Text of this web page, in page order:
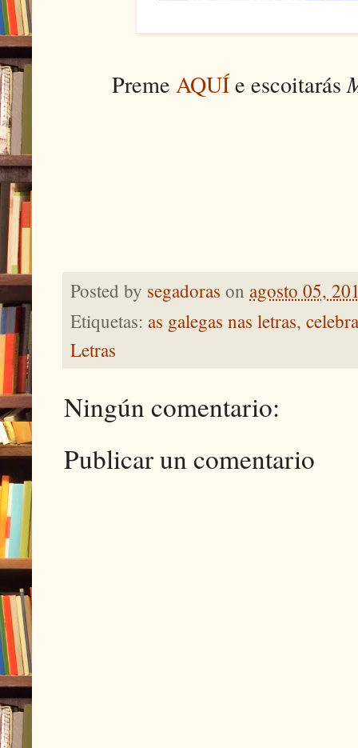
Preme AQUÍe escoitarás
Posted by segadoras on agosto 05,
Etiquetas: as galegas nas letras,
Letras
Ningún comentario:
Publicar un comentario